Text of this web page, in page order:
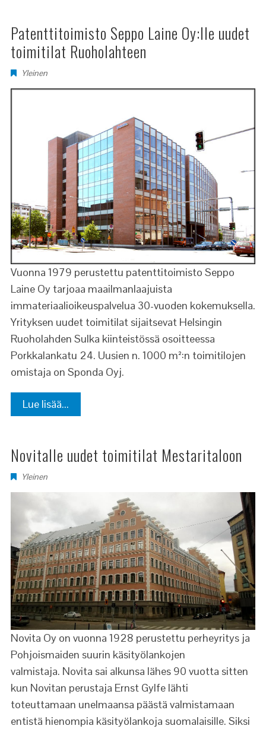
Patenttitoimisto Seppo Laine Oy:lle uudet
toimitilat Ruoholahteen
Yleinen
Vuonna 1979 perustettu patenttitoimisto Seppo
Laine Oy tarjoaa maailmanlaajuista
immateriaalioikeuspalvelua 30-vuoden kokemuksella.
Yrityksen uudet toimitilat sijaitsevat Helsingin
Ruoholahden Sulka kiinteistössä osoitteessa
Porkkalankatu 24. Uusien n. 1000 m²:n toimitilojen
omistaja on Sponda Oyj.
Lue lisää...
Novitalle uudet toimitilat Mestaritaloon
Yleinen
Novita Oy on vuonna 1928 perustettu perheyritys ja
Pohjoismaiden suurin käsityölankojen
valmistaja. Novita sai alkunsa lähes 90 vuotta sitten
kun Novitan perustaja Ernst Gylfe lähti
toteuttamaan unelmaansa päästä valmistamaan
entistä hienompia käsityölankoja suomalaisille. Siksi